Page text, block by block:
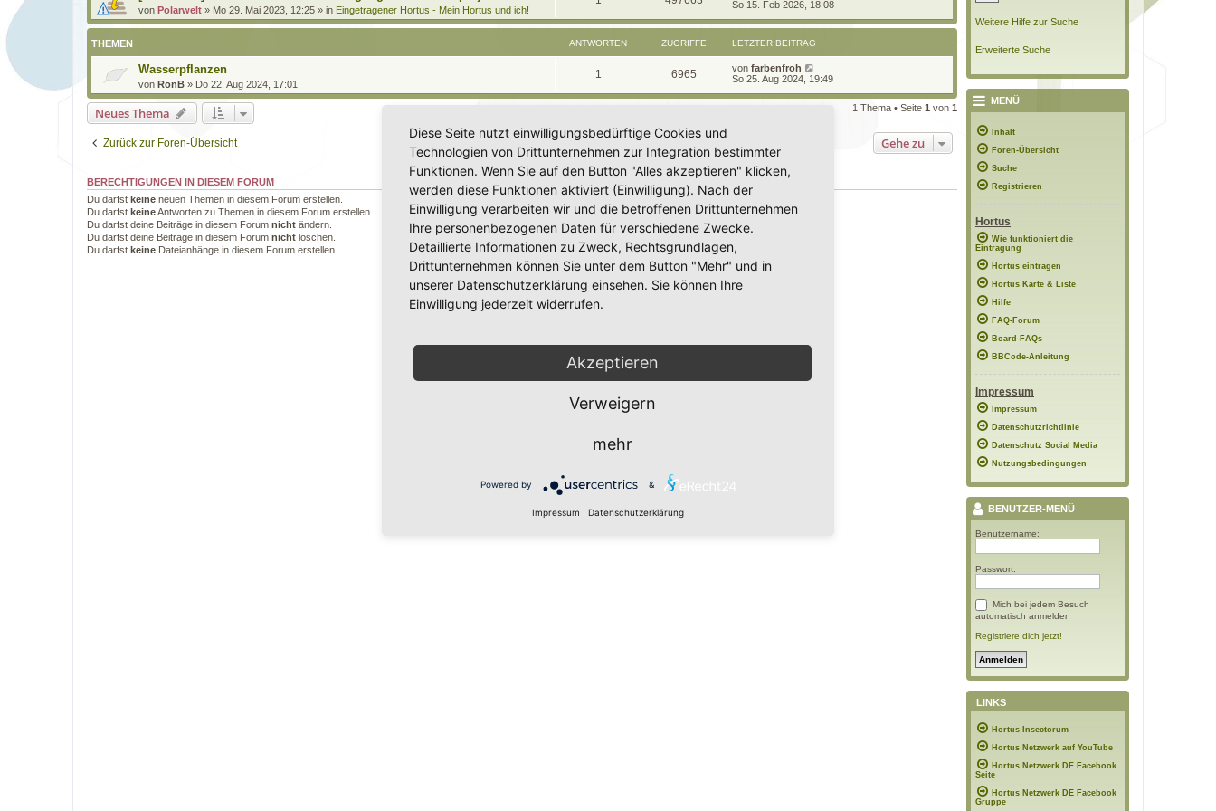
w
o
r
t
n
r
i
f
e
r
B
e
r
a
g
von Polarwelt » Mo 29. Mai 2023, 12:25 » in Eingetragener Hortus - Mein Hortus und ich!
n
t
o
t
e
n
u
g
i
e
e
z
e
r
B
e
t
So 15. Feb 2026, 18:08
THEMEN ANTWORTEN ZUGRIFFE LETZTER BEITRAG
Wasserpflanzen
von RonB » Do 22. Aug 2024, 17:01
1
n
o
r
t
n
6965
u
i
f
L
e
z
e
t
r
a
g
von farbenfroh
So 25. Aug 2024, 19:49
Neues Thema 1 Thema • Seite 1 von 1
Zurück zur Foren-Übersicht Gehe zu
BERECHTIGUNGEN IN DIESEM FORUM
Du darfst keine neuen Themen in diesem Forum erstellen.
Du darfst keineAntworten zu Themen in diesem Forum erstellen.
Du darfst deine Beiträge in diesem Forum nicht ändern.
Du darfst deine Beiträge in diesem Forum nicht löschen.
Du darfst keine Dateianhänge in diesem Forum erstellen.
Weitere Hilfe zur Suche
Erweiterte Suche
MENÜ
Inhalt
Foren-Übersicht
Suche
Registrieren
Hortus
Wie funktioniert die
Eintragung
Hortus eintragen
Hortus Karte & Liste
Hilfe
FAQ-Forum
Board-FAQs
BBCode-Anleitung
Impressum
Impressum
Datenschutzrichtlinie
Datenschutz Social Media
Nutzungsbedingungen
BENUTZER-MENÜ
Benutzername:
Passwort:
Mich bei jedem Besuch
automatisch anmelden
Registriere dich jetzt!
LINKS
Hortus Insectorum
Hortus Netzwerk auf YouTube
Hortus Netzwerk DE Facebook
Seite
Hortus Netzwerk DE Facebook
Gruppe
Diese Seite nutzt einwilligungsbedürftige Cookies und
Technologien von Drittunternehmen zur Integration bestimmter
Funktionen. Wenn Sie auf den Button "Alles akzeptieren" klicken,
werden diese Funktionen aktiviert (Einwilligung). Nach der
Einwilligung verarbeiten wir und die betroffenen Drittunternehmen
Ihre personenbezogenen Daten für verschiedene Zwecke.
Detaillierte Informationen zu Zweck, Rechtsgrundlagen,
Drittunternehmen können Sie unter dem Button "Mehr" und in
unserer Datenschutzerklärung einsehen. Sie können Ihre
Einwilligung jederzeit widerrufen.
Akzeptieren
Verweigern
mehr
Powered by &
Impressum Datenschutzerklärung